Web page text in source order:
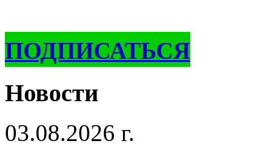
ПОДПИСАТЬСЯ
Новости
03.08.2026 г.